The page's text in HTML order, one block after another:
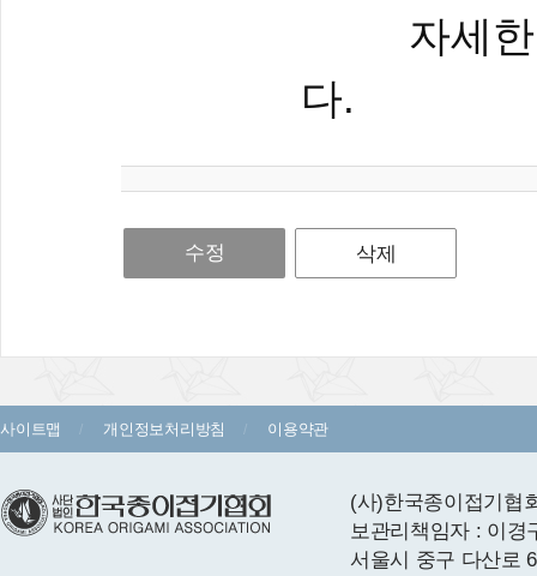
자세한
다.
수정 삭제
사이트맵 개인정보처리방침 이용약관
(사)한국종이접기
보관리책임자 : 이경
서울시 중구 다산로